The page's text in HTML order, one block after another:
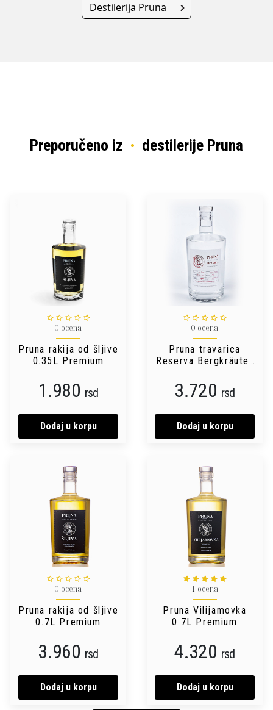
Destilerija Pruna
Preporučeno iz destilerije Pruna
0 ocena
Pruna rakija od šljive
0.35L Premium
1.980 rsd
Dodaj u korpu
0 ocena
Pruna travarica
Reserva Bergkräuter
3.720 rsd
Dodaj u korpu
0 ocena
Pruna rakija od šljive
0.7L Premium
3.960 rsd
Dodaj u korpu
1 ocena
Pruna Vilijamovka
0.7L Premium
4.320 rsd
Dodaj u korpu